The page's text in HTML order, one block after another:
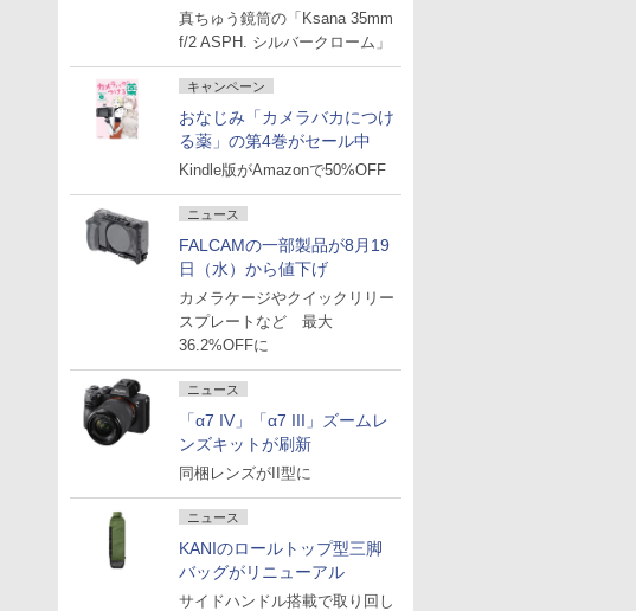
真ちゅう鏡筒の「Ksana 35mm
f/2 ASPH. シルバークローム」
キャンペーン
おなじみ「カメラバカにつけ
る薬」の第4巻がセール中
Kindle版がAmazonで50%OFF
ニュース
FALCAMの一部製品が8月19
日（水）から値下げ
カメラケージやクイックリリー
スプレートなど 最大
36.2%OFFに
ニュース
「α7 IV」「α7 III」ズームレ
ンズキットが刷新
同梱レンズがII型に
ニュース
KANIのロールトップ型三脚
バッグがリニューアル
サイドハンドル搭載で取り回し